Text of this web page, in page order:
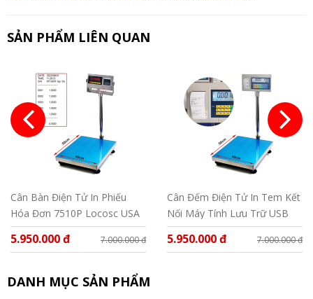
SẢN PHẨM LIÊN QUAN
Cân Bàn Điện Tử In Phiếu
Hóa Đơn 7510P Locosc USA
5.950.000 đ 7.000.000 đ
Cân Đếm Điện Tử In Tem Kết
Nối Máy Tính Lưu Trữ USB
BDC-LPC30
5.950.000 đ 7.000.000 đ
DANH MỤC SẢN PHẨM